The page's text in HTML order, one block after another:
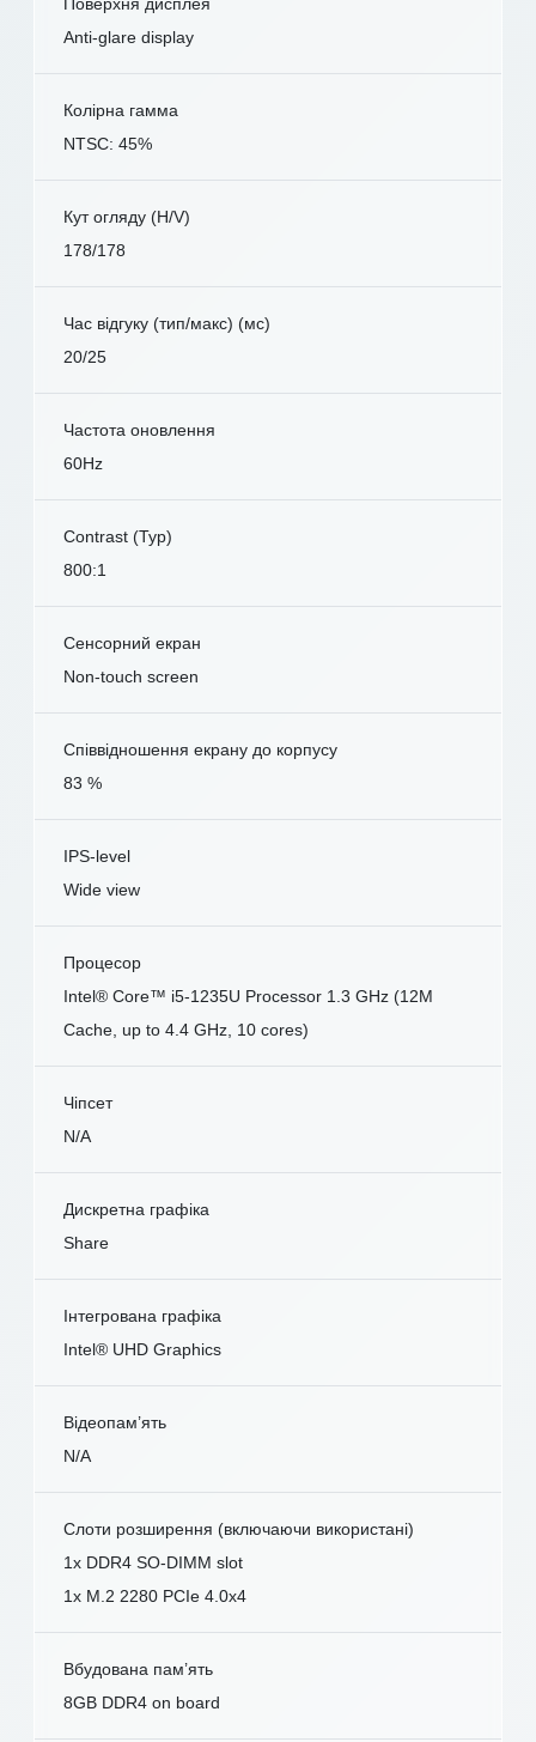
Anti-glare display
Колірна гамма
NTSC: 45%
Кут огляду (H/V)
178/178
Час відгуку (тип/макс) (мс)
20/25
Частота оновлення
60Hz
Contrast (Typ)
800:1
Сенсорний екран
Non-touch screen
Співвідношення екрану до корпусу
83 %
IPS-level
Wide view
Процесор
Intel® Core™ i5-1235U Processor 1.3 GHz (12M
Cache, up to 4.4 GHz, 10 cores)
Чіпсет
N/A
Дискретна графіка
Share
Інтегрована графіка
Intel® UHD Graphics
Відеопам’ять
N/A
Слоти розширення (включаючи використані)
1x DDR4 SO-DIMM slot
1x M.2 2280 PCIe 4.0x4
Вбудована пам’ять
8GB DDR4 on board